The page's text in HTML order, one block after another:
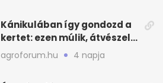
Kánikulában így gondozd a
kertet: ezen múlik, átvészeli-
e a hőséget
agroforum.hu 4 napja